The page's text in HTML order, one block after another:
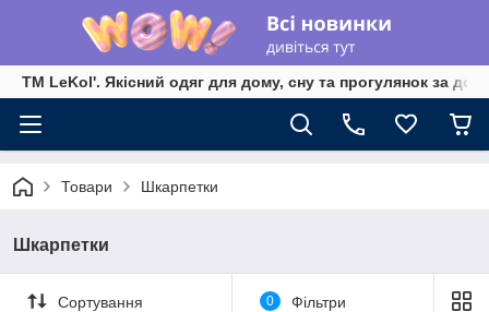
TM LeKol'. Якісний одяг для дому, сну та прогулянок за
Товари Шкарпетки
Шкарпетки
Сортування 0 Фільтри